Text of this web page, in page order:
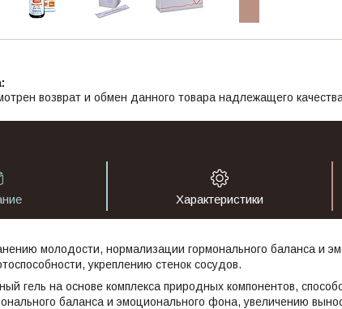
возврат и обмен данного товара надлежащего
Характеристики
молодости, нормализации гормонального баланса и
укреплению стенок сосудов.
гель на основе комплекса природных компонентов,
баланса и эмоционального фона, увеличению